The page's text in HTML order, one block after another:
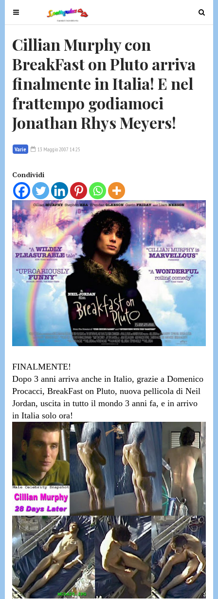
T
o
g
l
e
n
i
g
t
o
n
T
o
Cillian Murphy con
BreakFast on Pluto arriva
finalmente in Italia! E nel
frattempo godiamoci
Jonathan Rhys Meyers!
Varie 13 Maggio 2007 14:25
Condividi
FINALMENTE!
Dopo 3 anni arriva anche in Italio, grazie a Domenico
Procacci, BreakFast on Pluto, nuova pellicola di Neil
Jordan, uscita in tutto il mondo 3 anni fa, e in arrivo
in Italia solo ora!